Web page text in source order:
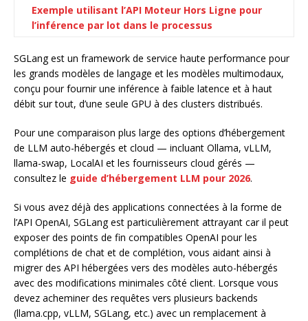
Exemple utilisant l’API Moteur Hors Ligne pour
l’inférence par lot dans le processus
SGLang est un framework de service haute performance pour
les grands modèles de langage et les modèles multimodaux,
conçu pour fournir une inférence à faible latence et à haut
débit sur tout, d’une seule GPU à des clusters distribués.
Pour une comparaison plus large des options d’hébergement
de LLM auto-hébergés et cloud — incluant Ollama, vLLM,
llama-swap, LocalAI et les fournisseurs cloud gérés —
consultez le guide d’hébergement LLM pour 2026.
Si vous avez déjà des applications connectées à la forme de
l’API OpenAI, SGLang est particulièrement attrayant car il peut
exposer des points de fin compatibles OpenAI pour les
complétions de chat et de complétion, vous aidant ainsi à
migrer des API hébergées vers des modèles auto-hébergés
avec des modifications minimales côté client. Lorsque vous
devez acheminer des requêtes vers plusieurs backends
(llama.cpp, vLLM, SGLang, etc.) avec un remplacement à